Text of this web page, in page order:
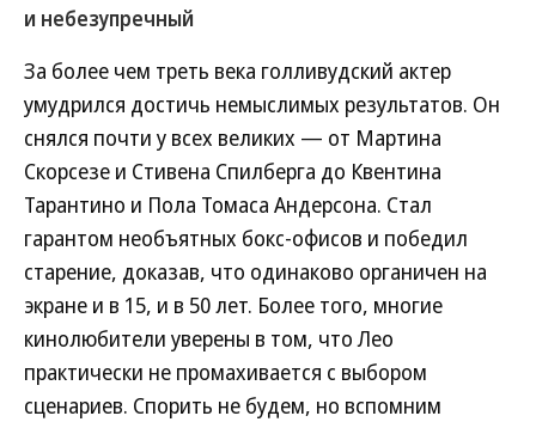
и небезупречный
За более чем треть века голливудский актер
умудрился достичь немыслимых результатов. Он
снялся почти у всех великих — от Мартина
Скорсезе и Стивена Спилберга до Квентина
Тарантино и Пола Томаса Андерсона. Стал
гарантом необъятных бокс-офисов и победил
старение, доказав, что одинаково органичен на
экране и в 15, и в 50 лет. Более того, многие
кинолюбители уверены в том, что Лео
практически не промахивается с выбором
сценариев. Спорить не будем, но вспомним